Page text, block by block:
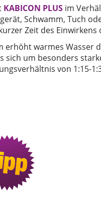
KABICON PLUS im
Schwamm, Tuch
Zeit des
erhöht warmes Wasser
sich um besonders
von 1:15-